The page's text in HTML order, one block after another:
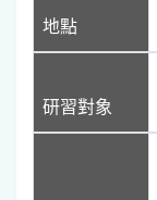
地點
研習對象